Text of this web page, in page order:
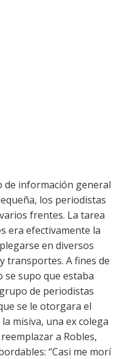
de información general
los periodistas
frentes. La tarea
era efectivamente la
en diversos
transportes. A fines de
se supo que estaba
de periodistas
se le otorgara el
misiva, una ex colega
a Robles,
“Casi me morí